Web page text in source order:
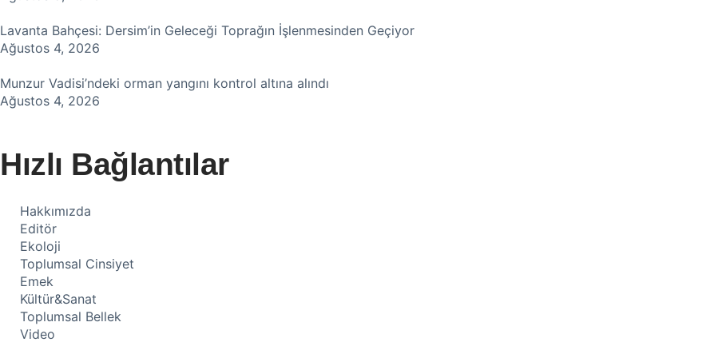
Lavanta Bahçesi: Dersim’in Geleceği Toprağın İşlenmesinden Geçiyor
Ağustos 4, 2026
Munzur Vadisi’ndeki orman yangını kontrol altına alındı
Ağustos 4, 2026
Hızlı Bağlantılar
Hakkımızda
Editör
Ekoloji
Toplumsal Cinsiyet
Emek
Kültür&Sanat
Toplumsal Bellek
Video